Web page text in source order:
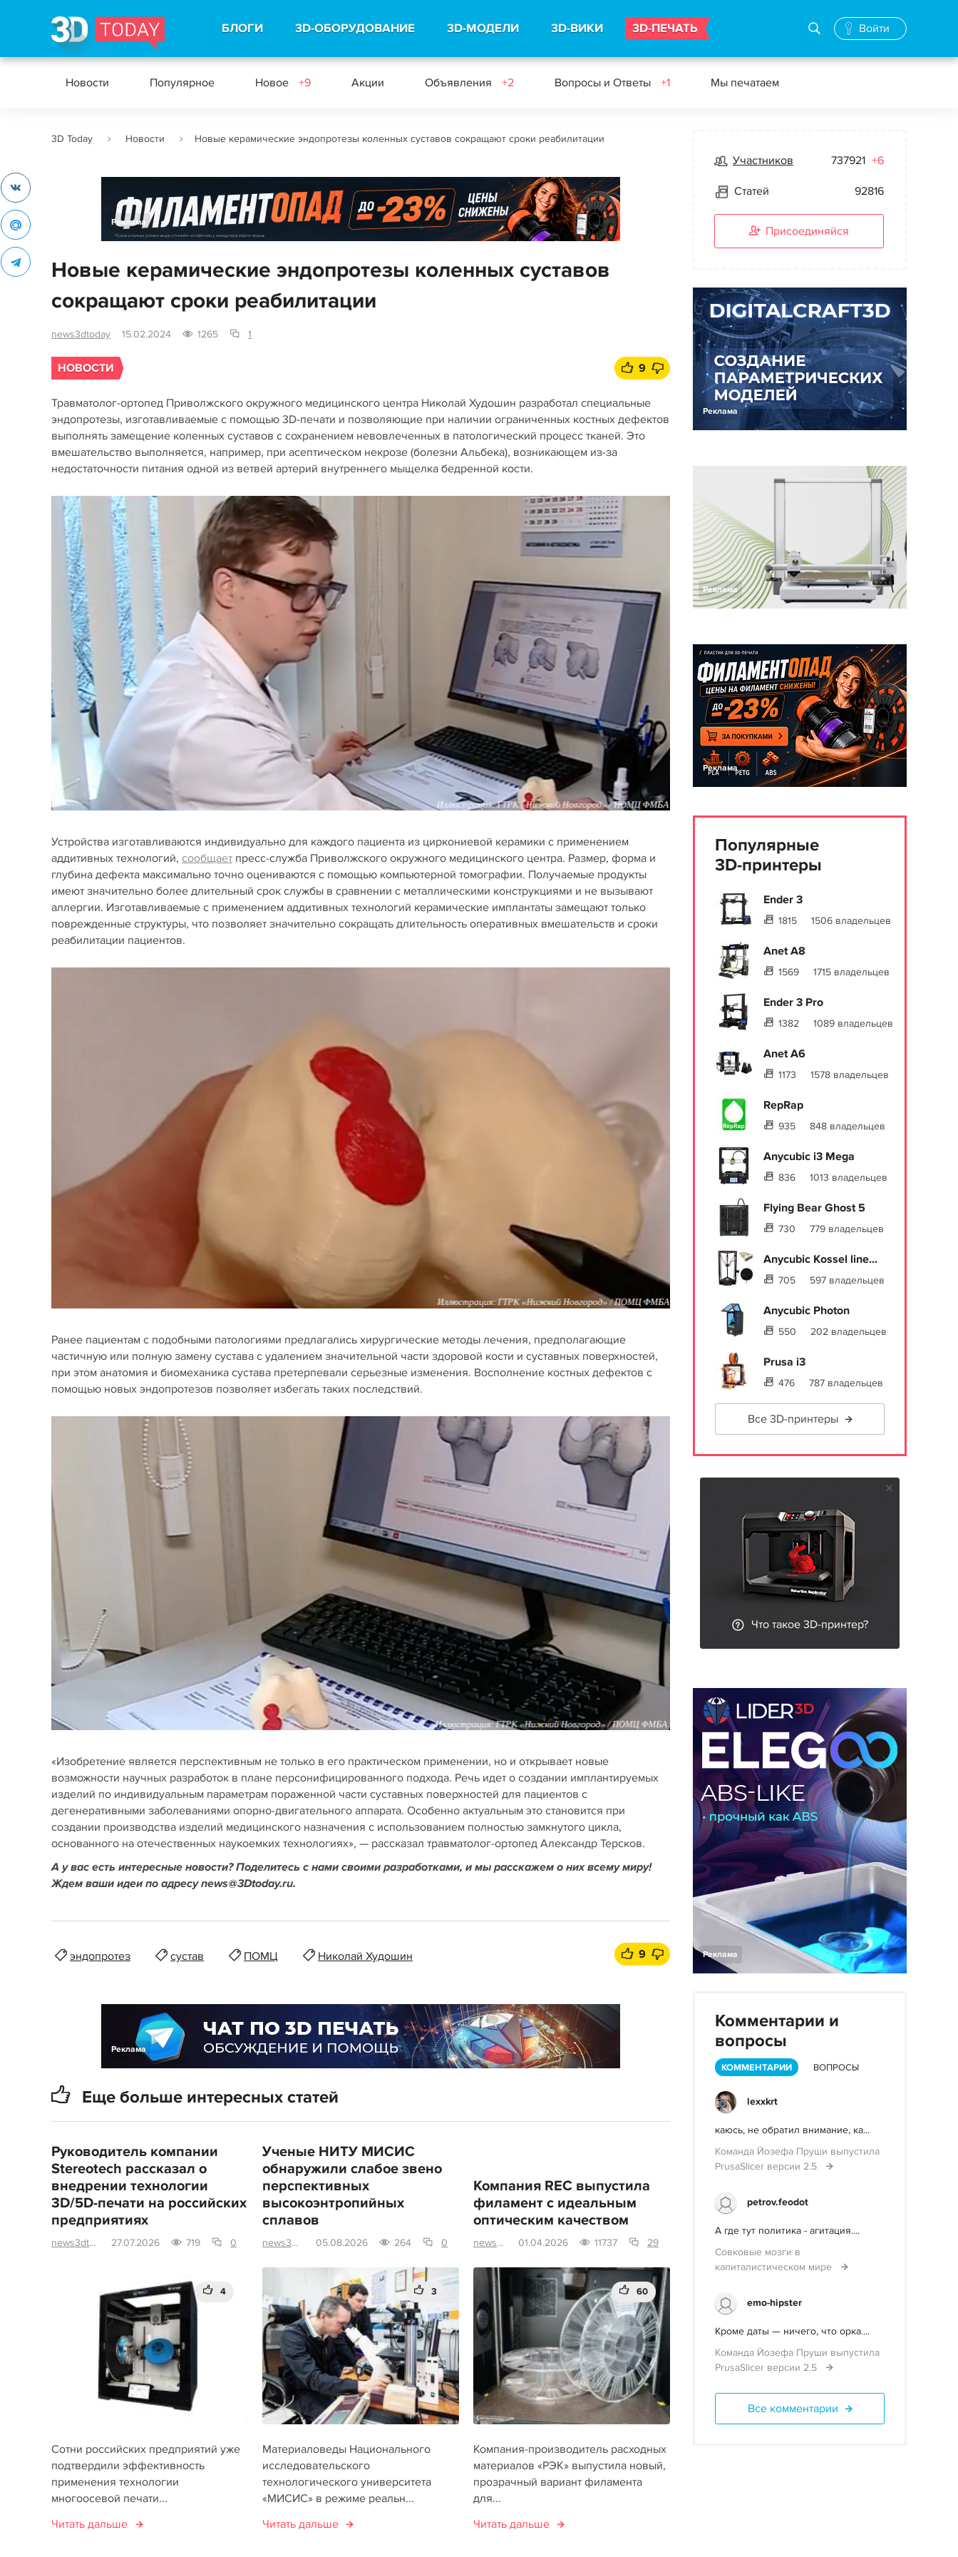
БЛОГИ 3D-ОБОРУДОВАНИЕ 3D-МОДЕЛИ 3D-ВИКИ 3D-ПЕЧАТЬ Войти
Новости Популярное Новое +9 Акции Объявления +2 Вопросы и Ответы +1 Мы печатаем
3D Today Новости Новые керамические эндопротезы коленных суставов сокращают сроки реабилитации
Реклама
Новые керамические эндопротезы коленных суставов
сокращают сроки реабилитации
news3dtoday 15.02.2024 1265 1
НОВОСТИ 9
Травматолог-ортопед Приволжского окружного медицинского центра Николай Худошин разработал специальные
эндопротезы, изготавливаемые с помощью 3D-печати и позволяющие при наличии ограниченных костных дефектов
выполнять замещение коленных суставов с сохранением невовлеченных в патологический процесс тканей. Это
вмешательство выполняется, например, при асептическом некрозе (болезни Альбека), возникающем из-за
недостаточности питания одной из ветвей артерий внутреннего мыщелка бедренной кости.
Устройства изготавливаются индивидуально для каждого пациента из циркониевой керамики c применением
аддитивных технологий, сообщает пресс-служба Приволжского окружного медицинского центра. Размер, форма и
глубина дефекта максимально точно оцениваются с помощью компьютерной томографии. Получаемые продукты
имеют значительно более длительный срок службы в сравнении с металлическими конструкциями и не вызывают
аллергии. Изготавливаемые с применением аддитивных технологий керамические имплантаты замещают только
поврежденные структуры, что позволяет значительно сокращать длительность оперативных вмешательств и сроки
реабилитации пациентов.
Ранее пациентам с подобными патологиями предлагались хирургические методы лечения, предполагающие
частичную или полную замену сустава с удалением значительной части здоровой кости и суставных поверхностей,
при этом анатомия и биомеханика сустава претерпевали серьезные изменения. Восполнение костных дефектов с
помощью новых эндопротезов позволяет избегать таких последствий.
«Изобретение является перспективным не только в его практическом применении, но и открывает новые
возможности научных разработок в плане персонифицированного подхода. Речь идет о создании имплантируемых
изделий по индивидуальным параметрам пораженной части суставных поверхностей для пациентов с
дегенеративными заболеваниями опорно-двигательного аппарата. Особенно актуальным это становится при
создании производства изделий медицинского назначения с использованием полностью замкнутого цикла,
основанного на отечественных наукоемких технологиях», — рассказал травматолог-ортопед Александр Терсков.
А у вас есть интересные новости? Поделитесь с нами своими разработками, и мы расскажем о них всему миру!
Ждем ваши идеи по адресу news@3Dtoday.ru.
эндопротез сустав ПОМЦ Николай Худошин 9
Еще больше интересных статей
Руководитель компании
Stereotech рассказал о
внедрении технологии
3D/5D-печати на российских
предприятиях
news3dtoday 27.07.2026 719 0
4
Сотни российских предприятий уже
подтвердили эффективность
применения технологии
многоосевой печати...
Читать дальше
Ученые НИТУ МИСИС
обнаружили слабое звено
перспективных
высокоэнтропийных
сплавов
news3dtoday 05.08.2026 264 0
3
Материаловеды Национального
исследовательского
технологического университета
«МИСИС» в режиме реальн...
Читать дальше
Компания REC выпустила
филамент с идеальным
оптическим качеством
news3dtoday 01.04.2026 11737 29
60
Компания-производитель расходных
материалов «РЭК» выпустила новый,
прозрачный вариант филамента
для...
Читать дальше
Реклама
Участников 737921 +6
Статей 92816
Присоединяйся
Реклама
Реклама
Реклама
Популярные
3D-принтеры
Ender 3
1815 1506 владельцев
Anet A8
1569 1715 владельцев
Ender 3 Pro
1382 1089 владельцев
Anet A6
1173 1578 владельцев
RepRap
935 848 владельцев
Anycubic i3 Mega
836 1013 владельцев
Flying Bear Ghost 5
730 779 владельцев
Anycubic Kossel line...
705 597 владельцев
Anycubic Photon
550 202 владельцев
Prusa i3
476 787 владельцев
Все 3D-принтеры
Что такое 3D-принтер?
Реклама
Комментарии и
вопросы
КОММЕНТАРИИ ВОПРОСЫ
lexxkrt
каюсь, не обратил внимание, ка...
Команда Йозефа Пруши выпустила
PrusaSlicer версии 2.5
petrov.feodot
А где тут политика - агитация....
Совковые мозги в
капиталистическом мире
emo-hipster
Кроме даты — ничего, что орка....
Команда Йозефа Пруши выпустила
PrusaSlicer версии 2.5
Все комментарии